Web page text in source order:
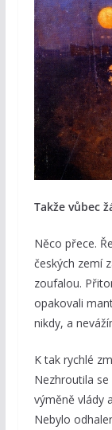
Takže vůbec
Něco přece.
českých zemí
zoufalou.
opakovali
nikdy, a
K tak rychlé
Nezhroutila
výměně vlády
Nebylo